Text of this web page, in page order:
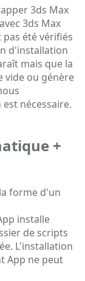
3ds Max
3ds Max
pas été vérifiés
d'installation
mais que la
vide ou génère
nécessaire.
+
forme d'un
installe
de scripts
L'installation
App ne peut